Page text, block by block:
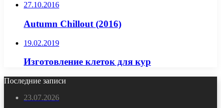
27.10.2016
Autumn Chillout (2016)
19.02.2019
Изготовление клеток для кур
Последние записи
23.07.2026